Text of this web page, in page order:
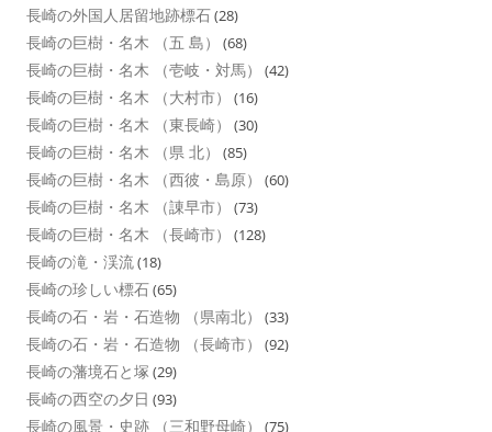
長崎の外国人居留地跡標石(28)
長崎の巨樹・名木 （五 島） (68)
長崎の巨樹・名木 （壱岐・対馬） (42)
長崎の巨樹・名木 （大村市） (16)
長崎の巨樹・名木 （東長崎） (30)
長崎の巨樹・名木 （県 北） (85)
長崎の巨樹・名木 （西彼・島原） (60)
長崎の巨樹・名木 （諌早市） (73)
長崎の巨樹・名木 （長崎市） (128)
長崎の滝・渓流(18)
長崎の珍しい標石(65)
長崎の石・岩・石造物 （県南北） (33)
長崎の石・岩・石造物 （長崎市） (92)
長崎の藩境石と塚 (29)
長崎の西空の夕日 (93)
長崎の風景・史跡 （三和野母崎） (75)